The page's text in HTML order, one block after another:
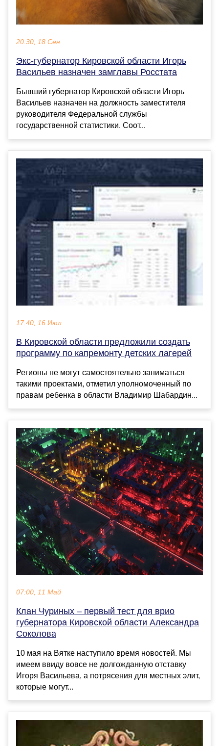
20:30, 18 Сен
Экс-губернатор Кировской области Игорь
Васильев назначен замглавы Росстата
Бывший губернатор Кировской области Игорь
Васильев назначен на должность заместителя
руководителя Федеральной службы
государственной статистики. Соот...
17:40, 16 Июл
В Кировской области предложили создать
программу по капремонту детских лагерей
Регионы не могут самостоятельно заниматься
такими проектами, отметил уполномоченный по
правам ребенка в области Владимир Шабардин...
07:00, 11 Май
Клан Чуриных – первый тест для врио
губернатора Кировской области Александра
Соколова
10 мая на Вятке наступило время новостей. Мы
имеем ввиду вовсе не долгожданную отставку
Игоря Васильева, а потрясения для местных элит,
которые могут...